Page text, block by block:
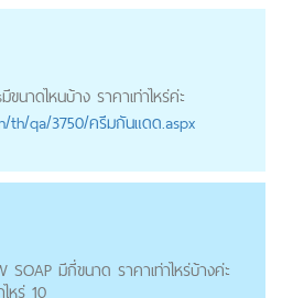
มีขนาดไหนบ้าง ราคาเท่าไหร่ค่ะ
/th/qa/3750/ครีมกันแดด.aspx
SOAP มีกี่ขนาด ราคาเท่าไหร่บ้างค่ะ
หร่ 10